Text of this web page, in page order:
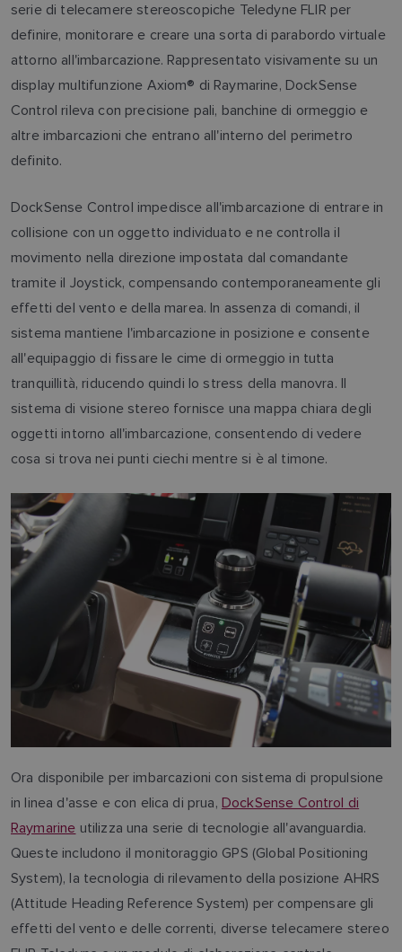
serie di telecamere stereoscopiche Teledyne FLIR per
definire, monitorare e creare una sorta di parabordo virtuale
attorno all'imbarcazione. Rappresentato visivamente su un
display multifunzione Axiom® di Raymarine, DockSense
Control rileva con precisione pali, banchine di ormeggio e
altre imbarcazioni che entrano all'interno del perimetro
definito.
DockSense Control impedisce all'imbarcazione di entrare in
collisione con un oggetto individuato e ne controlla il
movimento nella direzione impostata dal comandante
tramite il Joystick, compensando contemporaneamente gli
effetti del vento e della marea. In assenza di comandi, il
sistema mantiene l'imbarcazione in posizione e consente
all'equipaggio di fissare le cime di ormeggio in tutta
tranquillità, riducendo quindi lo stress della manovra. Il
sistema di visione stereo fornisce una mappa chiara degli
oggetti intorno all'imbarcazione, consentendo di vedere
cosa si trova nei punti ciechi mentre si è al timone.
Ora disponibile per imbarcazioni con sistema di propulsione
in linea d'asse e con elica di prua, DockSense Control di
Raymarine utilizza una serie di tecnologie all'avanguardia.
Queste includono il monitoraggio GPS (Global Positioning
System), la tecnologia di rilevamento della posizione AHRS
(Attitude Heading Reference System) per compensare gli
effetti del vento e delle correnti, diverse telecamere stereo